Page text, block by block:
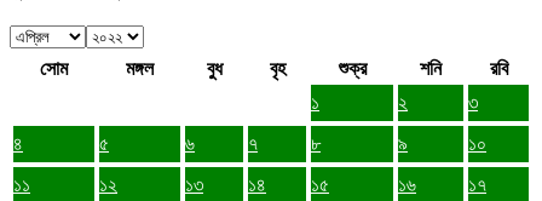
সোম মঙ্গল বুধ বৃহ শুক্র শনি
রবি
১
২
৩
৪
৫ ৬ ৭ ৮ ৯
১০
১১
১২ ১৩ ১৪ ১৫ ১৬
১৭